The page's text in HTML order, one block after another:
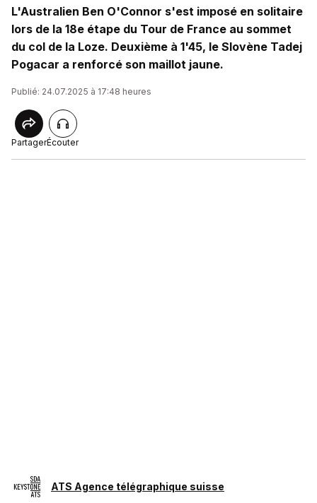
L'Australien Ben O'Connor s'est imposé en solitaire
lors de la 18e étape du Tour de France au sommet
du col de la Loze. Deuxième à 1'45, le Slovène Tadej
Pogacar a renforcé son maillot jaune.
Publié: 24.07.2025 à 17:48 heures
PartagerÉcouter
ATS Agence télégraphique suisse